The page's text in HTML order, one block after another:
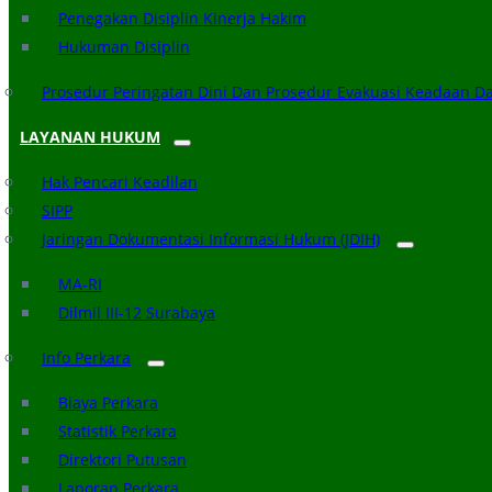
Penegakan Disiplin Kinerja Hakim
Hukuman Disiplin
Prosedur Peringatan Dini Dan Prosedur Evakuasi Keadaan
LAYANAN HUKUM
Hak Pencari Keadilan
SIPP
Jaringan Dokumentasi Informasi Hukum (JDIH)
MA-RI
Dilmil III-12 Surabaya
Info Perkara
Biaya Perkara
Statistik Perkara
Direktori Putusan